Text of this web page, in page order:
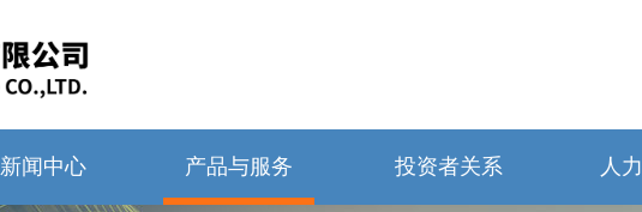
新闻中心 产品与服务 投资者关系 人